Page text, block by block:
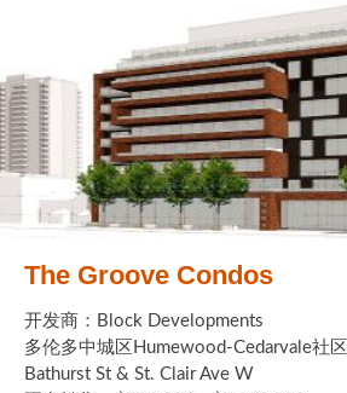
走近加拿大
为什么移民加拿大
加拿大的历史文化
加拿大社会保险系统
定居安大略省
安大略省免费医疗保险
加拿大的福利制度
The Groove Condos
开发商：Block Developments
多伦多中城区Humewood-Cedarvale社区
Bathurst St & St. Clair Ave W